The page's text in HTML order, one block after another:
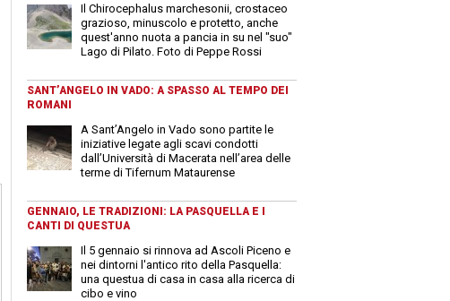
Il Chirocephalus marchesonii, crostaceo
grazioso, minuscolo e protetto, anche
quest'anno nuota a pancia in su nel "suo"
Lago di Pilato. Foto di Peppe Rossi
SANT’ANGELO IN VADO: A SPASSO AL TEMPO DEI
ROMANI
A Sant’Angelo in Vado sono partite le
iniziative legate agli scavi condotti
dall’Università di Macerata nell’area delle
terme di Tifernum Mataurense
GENNAIO, LE TRADIZIONI: LA PASQUELLA E I
CANTI DI QUESTUA
Il 5 gennaio si rinnova ad Ascoli Piceno e
nei dintorni l'antico rito della Pasquella:
una questua di casa in casa alla ricerca di
cibo e vino